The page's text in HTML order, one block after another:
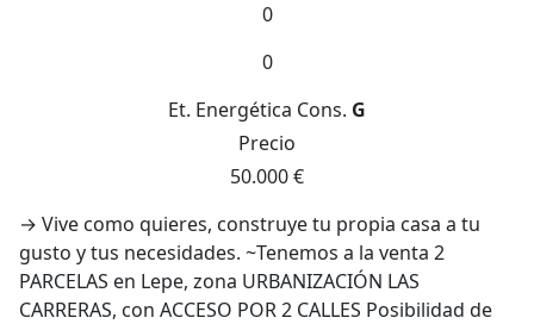
0
0
Et. Energética Cons. G
Precio
50.000 €
→ Vive como quieres, construye tu propia casa a tu
gusto y tus necesidades. ~Tenemos a la venta 2
PARCELAS en Lepe, zona URBANIZACIÓN LAS
CARRERAS, con ACCESO POR 2 CALLES Posibilidad de